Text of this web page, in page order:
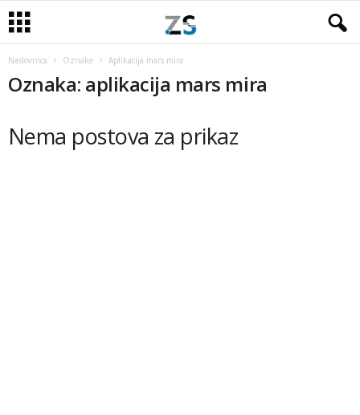
Naslovnica Oznake Aplikacija mars mira
Oznaka: aplikacija mars mira
Nema postova za prikaz